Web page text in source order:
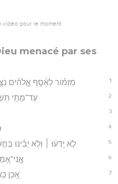
pour le moment.
menacé par ses
1 מִזְמ֗וֹר לְאָ֫סָ֥ף אֱ‍ֽלֹהִ֗ים
2 עַד־מָתַ֥י
3
4
5 לֹ֤א יָֽדְע֨וּ ׀ וְלֹ֥א יָבִ֗ינוּ
6
7 אָ֭כֵן